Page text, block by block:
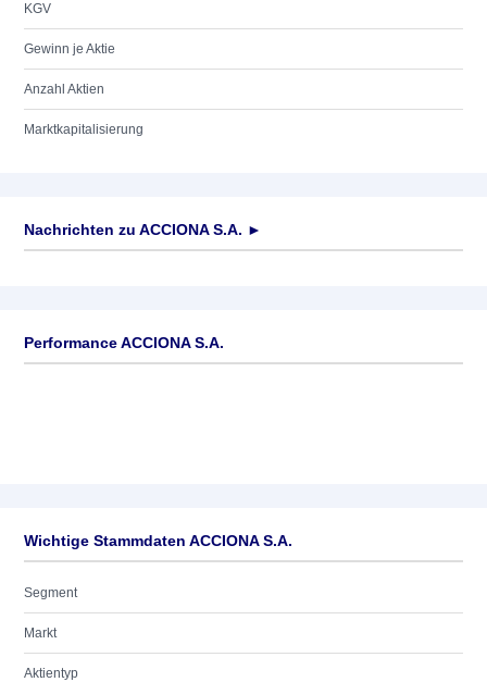
KGV
Gewinn je Aktie
Anzahl Aktien
Marktkapitalisierung
Nachrichten zu ACCIONA S.A. ►
Performance ACCIONA S.A.
Wichtige Stammdaten ACCIONA S.A.
Segment
Markt
Aktientyp